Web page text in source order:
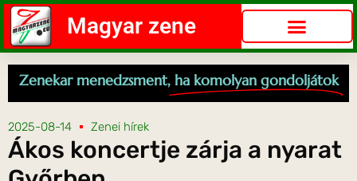
Magyar zene
Zenekar menedzsment, ha komolyan gondoljátok
2025-08-14 Zenei hírek
Ákos koncertje zárja a nyarat